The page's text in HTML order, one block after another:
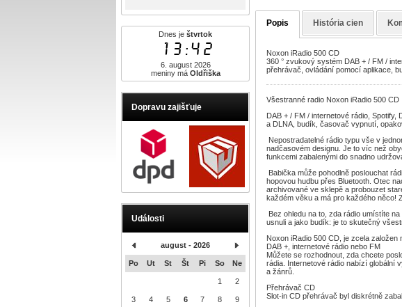
Dnes ještvrtok
13:42
6. august 2026
meniny má Oldřiška
Dopravu zajišťuje
Události
august - 2026
Po Ut St Št Pi So Ne
1 2
3 4 5 6 7 8 9
Popis História cien
Noxon iRadio 500 CD
360 ° zvukový systém DAB + / FM /
přehrávač, ovládání pomocí aplikace,
Všestranné radio Noxon iRadio 500 CD
DAB + / FM / internetové rádio,
a DLNA, budík, časovač vypnutí,
Nepostradatelné rádio typu vše v
nadčasovém designu. Je to víc než
funkcemi zabalenými do snadno
Babička může pohodlně poslouchat
hopovou hudbu přes Bluetooth. Otec
archivované ve sklepě a probouzet
každém věku a má pro každého něco!
Bez ohledu na to, zda rádio umístíte
usnuli a jako budík: je to skutečný
Noxon iRadio 500 CD, je zcela založen
DAB +, internetové rádio nebo FM
Můžete se rozhodnout, zda chcete
rádia. Internetové rádio nabízí globální
a žánrů.
Přehrávač CD
Slot-in CD přehrávač byl diskrétně